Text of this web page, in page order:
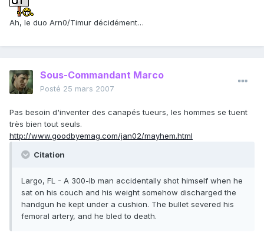
Ah, le duo Arn0/Timur décidément…
Sous-Commandant Marco
Posté 25 mars 2007
Pas besoin d'inventer des canapés tueurs, les hommes se tuent
très bien tout seuls.
http://www.goodbyemag.com/jan02/mayhem.html
Citation
Largo, FL - A 300-lb man accidentally shot himself when he
sat on his couch and his weight somehow discharged the
handgun he kept under a cushion. The bullet severed his
femoral artery, and he bled to death.